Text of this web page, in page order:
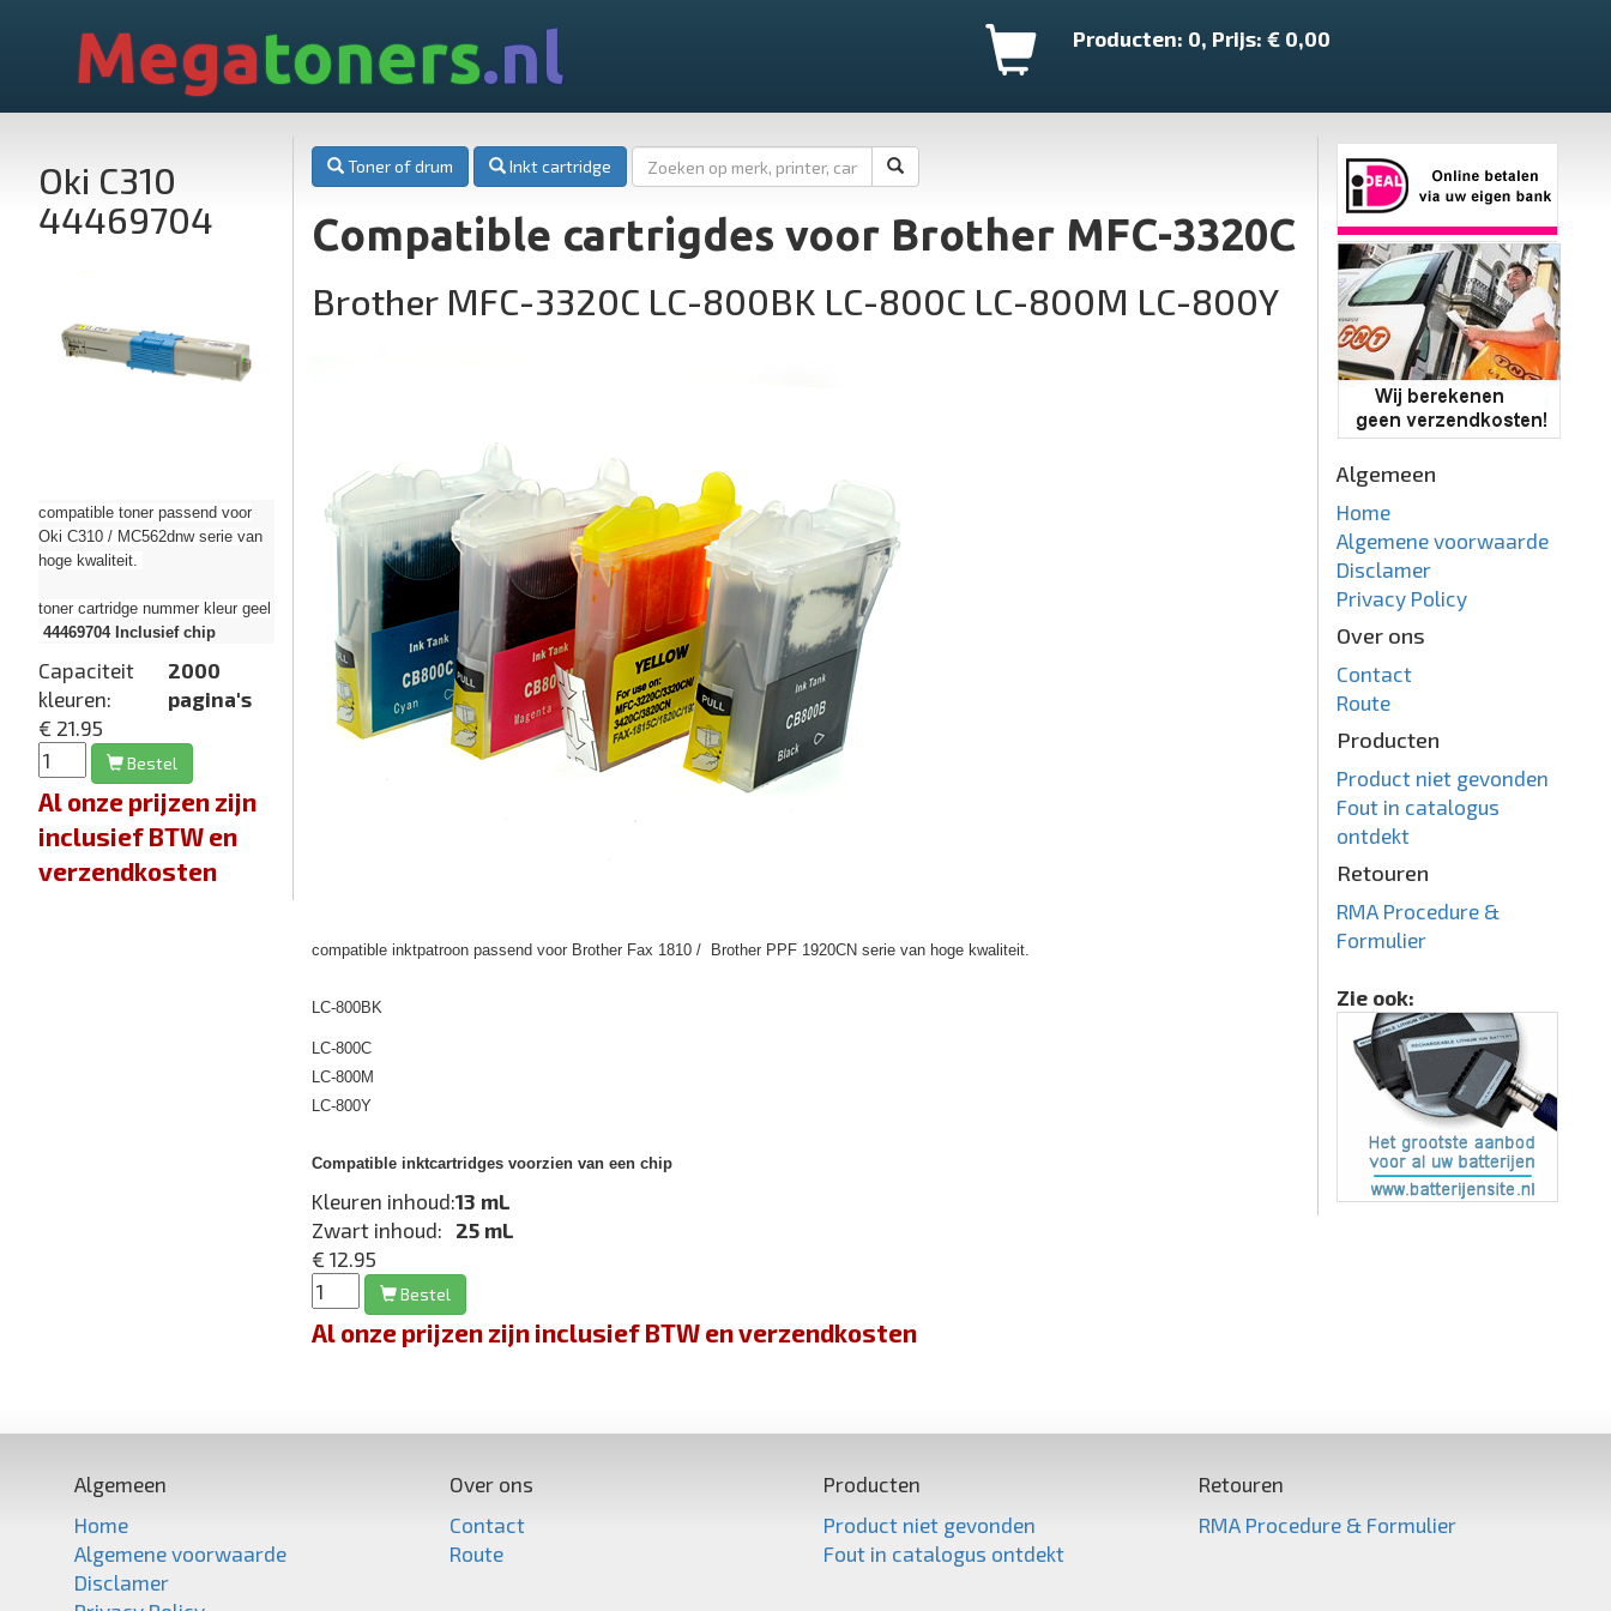
Megatoners.nl Producten: 0, Prijs: € 0,00
Oki C310
44469704
compatible toner passend voor
Oki C310 / MC562dnw serie van
hoge kwaliteit.
toner cartridge nummer kleur geel
44469704Inclusief chip
Capaciteit
kleuren:
2000
pagina's
€ 21.95
Bestel
Al onze prijzen zijn
inclusief BTW en
verzendkosten
Toner of drum Inkt cartridge
Compatible cartrigdes voor Brother MFC-3320C
Brother MFC-3320C LC-800BK LC-800C LC-800M LC-800Y
compatible inktpatroon passend voor Brother Fax 1810 / Brother PPF 1920CN serie van hoge kwaliteit.
LC-800BK
LC-800C
LC-800M
LC-800Y
Compatible inktcartridges voorzien van een chip
Kleuren inhoud:13 mL
Zwart inhoud:
25 mL
€ 12.95
Bestel
Al onze prijzen zijn inclusief BTW en verzendkosten
Algemeen
Home
Algemene voorwaarde
Disclamer
Privacy Policy
Over ons
Contact
Route
Producten
Product niet gevonden
Fout in catalogus
ontdekt
Retouren
RMA Procedure &
Formulier
Zie ook:
Algemeen
Home
Algemene voorwaarde
Disclamer
Over ons
Contact
Route
Producten
Product niet gevonden
Fout in catalogus ontdekt
Retouren
RMA Procedure & Formulier